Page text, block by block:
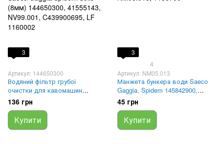
3
Артикул: 144650300
Водяний фільтр грубої
очистки для кавомашин
Saeco/Gaggia/Spidem/Solis
(8мм) 144650300, 41555143,
NV99.001, C439900695, LF
1160002
136 грн
Купити
3
4
Артикул: NM05.013
Манжета бункера води Saeco
Gaggia, Spidem 145842900,
NM05.013, 1186700
45 грн
Купити